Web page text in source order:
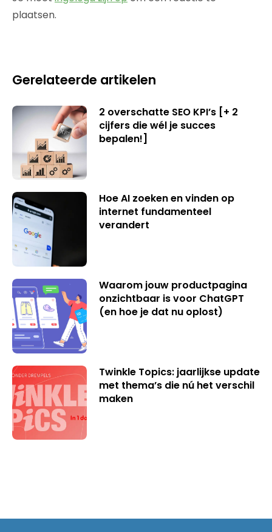
plaatsen.
Gerelateerde artikelen
2 overschatte SEO KPI’s [+ 2
cijfers die wél je succes
bepalen!]
Hoe AI zoeken en vinden op
internet fundamenteel
verandert
Waarom jouw productpagina
onzichtbaar is voor ChatGPT
(en hoe je dat nu oplost)
Twinkle Topics: jaarlijkse update
met thema’s die nú het verschil
maken